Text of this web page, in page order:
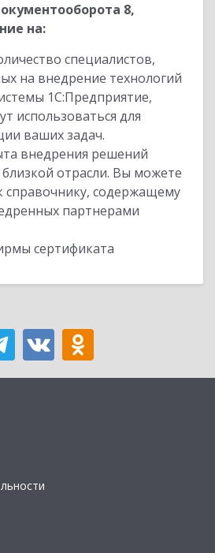
8,
на:
специалистов,
на внедрение технологий
1С:Предприятие,
использоваться для
ваших задач.
внедрения решений
отрасли. Вы можете
справочнику, содержащему
партнерами
сертификата